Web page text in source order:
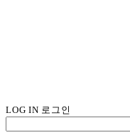
LOG IN 로그인